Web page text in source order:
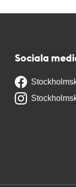
Sociala